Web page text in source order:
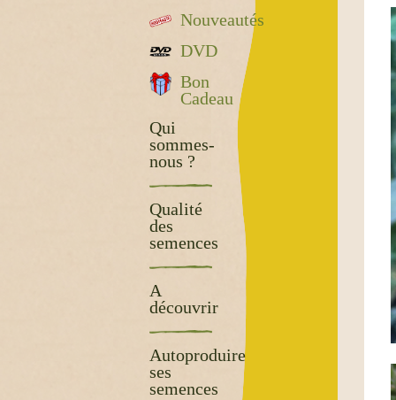
Nouveautés
DVD
Bon
Cadeau
Qui
sommes-
nous ?
Qualité
des
semences
A
découvrir
Autoproduire
ses
semences